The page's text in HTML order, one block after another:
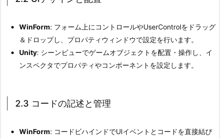
ロ
ェ
ク
ト
管
3.
行
WinForm: フォーム上にコントロールやUserControlをドラッグ
＆ドロップし、プロパティウィンドウで設定を行います。
Unity: シーンビューでゲームオブジェクトを配置・操作し、イ
ンスペクタでプロパティやコンポーネントを設定します。
2.3 コードの記述と管理
WinForm: コードビハインドでUIイベントとコードを直接結び